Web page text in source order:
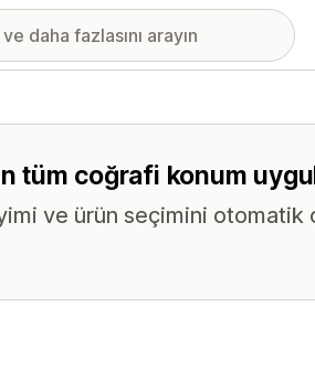
tüm coğrafi konum
ve ürün seçimini otomatik